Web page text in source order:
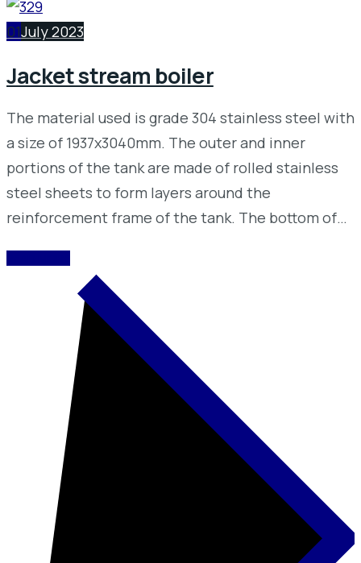
01July 2023
Jacket stream boiler
The material used is grade 304 stainless steel with
a size of 1937x3040mm. The outer and inner
portions of the tank are made of rolled stainless
steel sheets to form layers around the
reinforcement frame of the tank. The bottom of…